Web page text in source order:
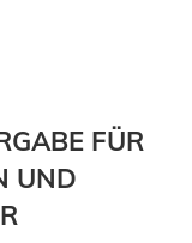
FÜR
UND